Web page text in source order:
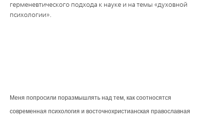
герменевтического подхода к науке и на темы «духовной
психологии».
Меня попросили поразмышлять над тем, как соотносятся
современная психология и восточнохристианская православная